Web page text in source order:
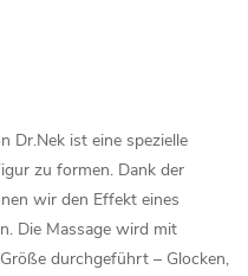
Dr.Nek ist eine spezielle
zu formen. Dank der
wir den Effekt eines
Die Massage wird mit
durchgeführt – Glocken,